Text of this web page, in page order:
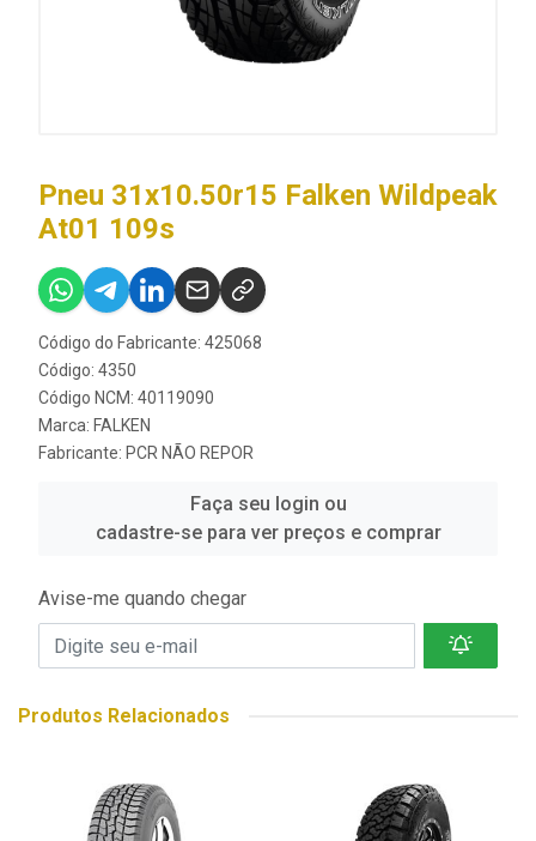
Pneu 31x10.50r15 Falken Wildpeak
At01 109s
Código do Fabricante: 425068
Código: 4350
Código NCM: 40119090
Marca: FALKEN
Fabricante: PCR NÃO REPOR
Faça seu login ou
cadastre-se para ver preços e comprar
Avise-me quando chegar
Produtos Relacionados